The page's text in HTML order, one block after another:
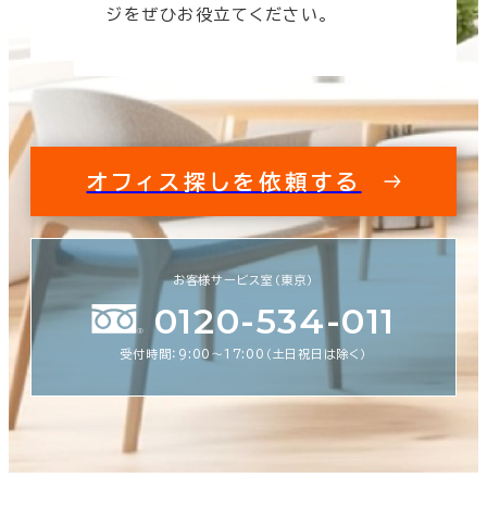
ジをぜひお役立てください。
オフィス探しを依頼する
お客様サービス室（東京）
0120-534-011
受付時間：9:00〜17:00（土日祝日は除く）